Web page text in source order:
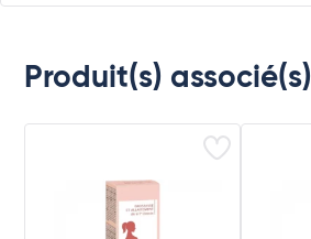
Produit(s) associé(s)